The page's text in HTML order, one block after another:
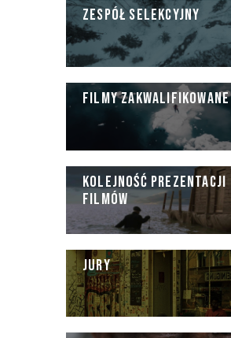
ZESPÓŁ SELEKCYJNY
FILMY ZAKWALIFIKOWANE
KOLEJNOŚĆ PREZENTACJI
FILMÓW
JURY